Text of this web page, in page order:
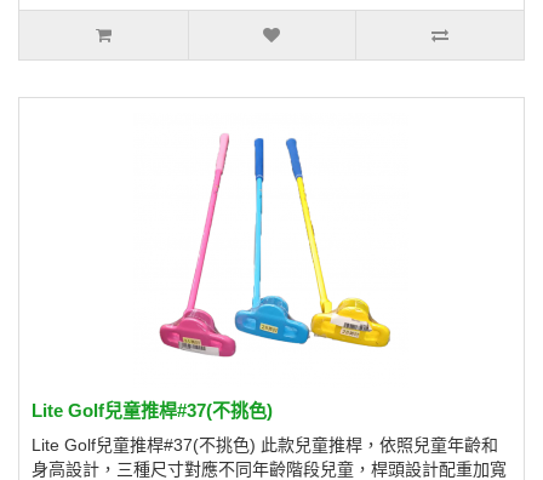
Lite Golf兒童推桿#37(不挑色)
Lite Golf兒童推桿#37(不挑色) 此款兒童推桿，依照兒童年齡和
身高設計，三種尺寸對應不同年齡階段兒童，桿頭設計配重加寬